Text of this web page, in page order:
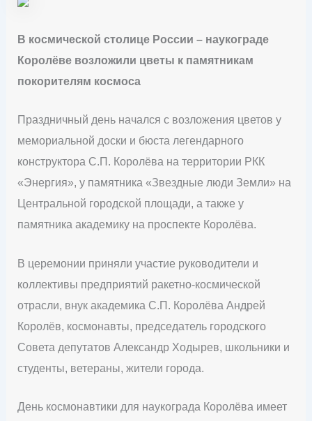
В космической столице России – наукограде
Королёве возложили цветы к памятникам
покорителям космоса
Праздничный день начался с возложения цветов у
мемориальной доски и бюста легендарного
конструктора С.П. Королёва на территории РКК
«Энергия», у памятника «Звездные люди Земли» на
Центральной городской площади, а также у
памятника академику на проспекте Королёва.
В церемонии приняли участие руководители и
коллективы предприятий ракетно-космической
отрасли, внук академика С.П. Королёва Андрей
Королёв, космонавты, председатель городского
Совета депутатов Александр Ходырев, школьники и
студенты, ветераны, жители города.
День космонавтики для наукограда Королёва имеет